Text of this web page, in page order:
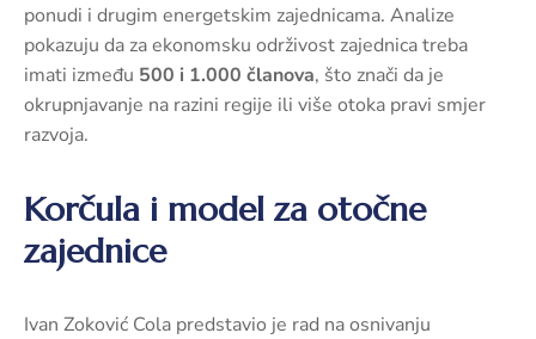
ponudi i drugim energetskim zajednicama. Analize
pokazuju da za ekonomsku održivost zajednica treba
imati između 500 i 1.000 članova, što znači da je
okrupnjavanje na razini regije ili više otoka pravi smjer
razvoja.
Korčula i model za otočne
zajednice
Ivan Zoković Cola predstavio je rad na osnivanju